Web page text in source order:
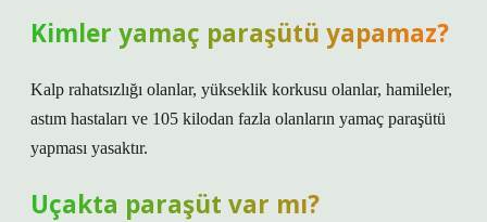
Kimler yamaç paraşütü yapamaz?
Kalp rahatsızlığı olanlar, yükseklik korkusu olanlar, hamileler,
astım hastaları ve 105 kilodan fazla olanların yamaç paraşütü
yapması yasaktır.
Uçakta paraşüt var mı?